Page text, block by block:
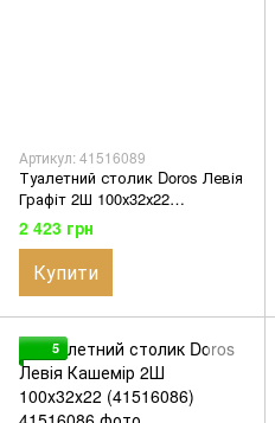
Артикул: 41516089
Туалетний столик Doros Левія
Графіт 2Ш 100х32х22
(41516089)
2 423 грн
Купити
5